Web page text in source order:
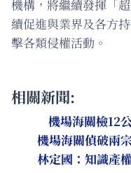
機構，將繼續發揮「
續促進與業界及各方
擊各類侵權活動。
相關新聞:
機場海關檢12
機場海關偵破兩
林定國：知識產